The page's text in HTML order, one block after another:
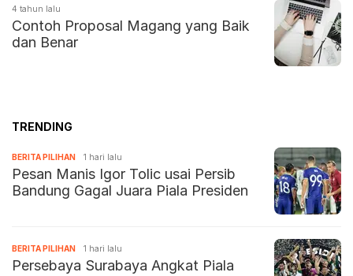
4 tahun lalu
Contoh Proposal Magang yang Baik
dan Benar
TRENDING
BERITA PILIHAN 1 hari lalu
Pesan Manis Igor Tolic usai Persib
Bandung Gagal Juara Piala Presiden
BERITA PILIHAN 1 hari lalu
Persebaya Surabaya Angkat Piala